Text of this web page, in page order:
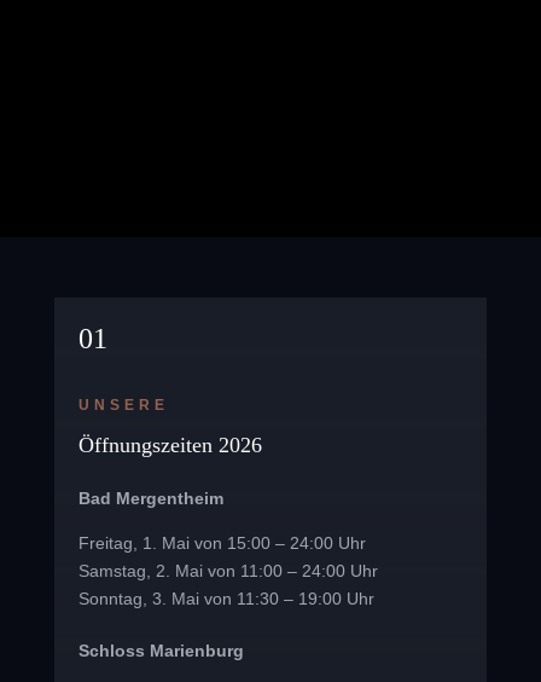
01
UNSERE
Öffnungszeiten 2026
Bad Mergentheim
Freitag, 1. Mai von 15:00 – 24:00 Uhr
Samstag, 2. Mai von 11:00 – 24:00 Uhr
Sonntag, 3. Mai von 11:30 – 19:00 Uhr
Schloss Marienburg